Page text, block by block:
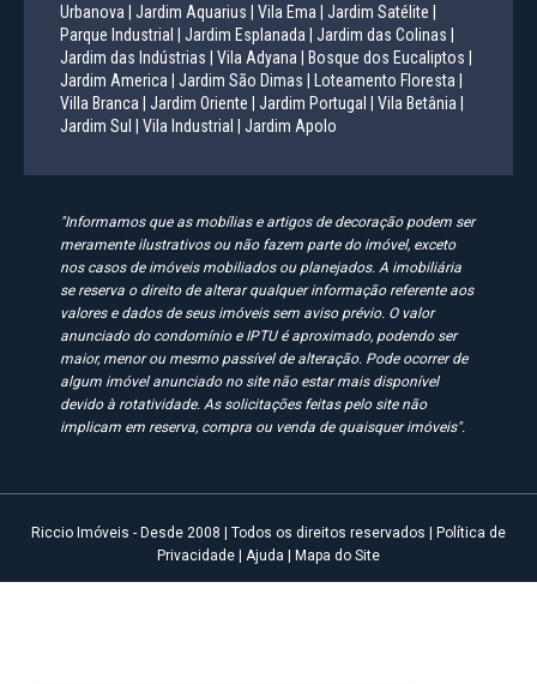
Urbanova | Jardim Aquarius | Vila Ema |
Jardim Satélite |
Parque Industrial |
Jardim Esplanada |
Jardim das Colinas |
Jardim das Indústrias |
Vila Adyana |
Bosque dos Eucaliptos |
Jardim America |
Jardim São Dimas |
Loteamento Floresta |
Villa Branca |
Jardim Oriente | Jardim Portugal |
Vila Betânia |
Jardim Sul |
Vila Industrial | Jardim Apolo
"Informamos que as mobílias e artigos de decoração podem ser
meramente ilustrativos ou não fazem parte do imóvel, exceto
nos casos de imóveis mobiliados ou planejados. A imobiliária
se reserva o direito de alterar qualquer informação referente aos
valores e dados de seus imóveis sem aviso prévio. O valor
anunciado do condomínio e IPTU é aproximado, podendo ser
maior, menor ou mesmo passível de alteração. Pode ocorrer de
algum imóvel anunciado no site não estar mais disponível
devido à rotatividade. As solicitações feitas pelo site não
implicam em reserva, compra ou venda de quaisquer imóveis".
Riccio Imóveis - Desde 2008 | Todos os direitos reservados | Política de
Privacidade | Ajuda | Mapa do Site